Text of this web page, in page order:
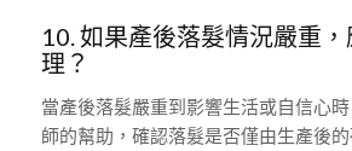
10. 如果產後落髮情況嚴重
理？
當產後落髮嚴重到影響生活或自信心
師的幫助，確認落髮是否僅由生產後